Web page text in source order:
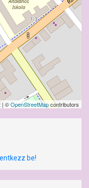
| ©OpenStreetMapcontributors
be!